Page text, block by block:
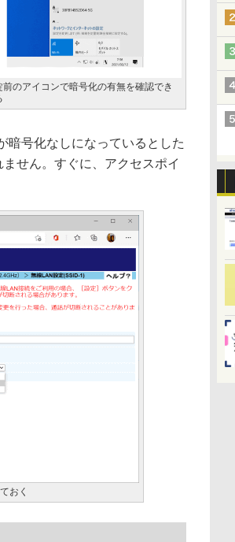
前のアイコンで暗号化の有無を確認でき
暗号化なしになっているとした
せん。すぐに、アクセスポイ
おく